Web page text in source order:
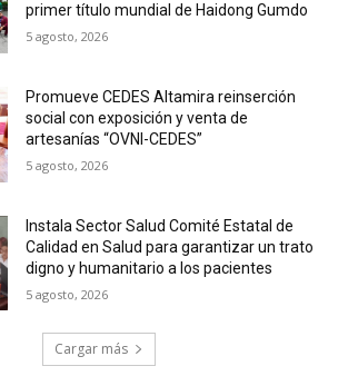
primer título mundial de Haidong Gumdo
5 agosto, 2026
Promueve CEDES Altamira reinserción
social con exposición y venta de
artesanías “OVNI-CEDES”
5 agosto, 2026
Instala Sector Salud Comité Estatal de
Calidad en Salud para garantizar un trato
digno y humanitario a los pacientes
5 agosto, 2026
Cargar más